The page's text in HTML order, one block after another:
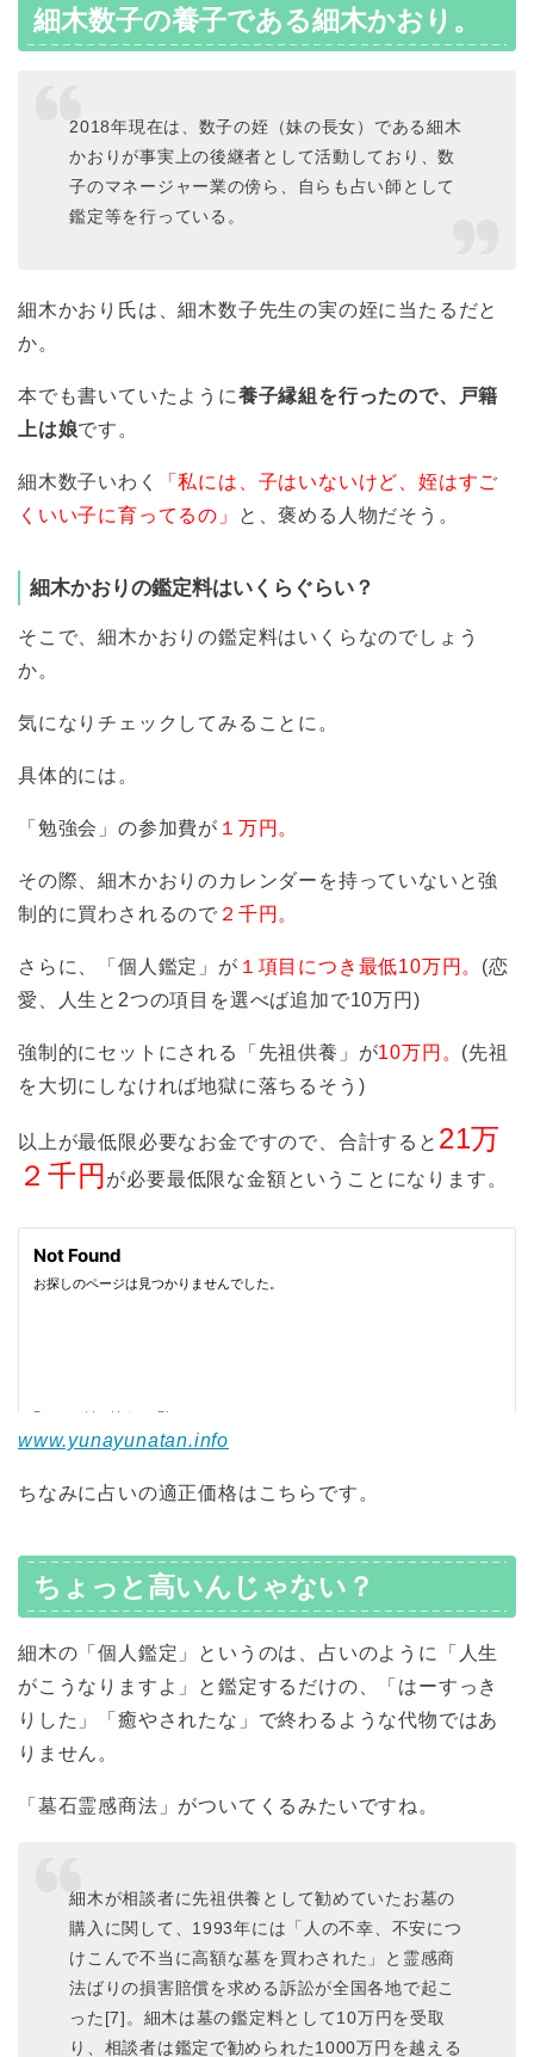
細木数子の養子である細木かおり。
2018年現在は、数子の姪（妹の長女）である細木
かおりが事実上の後継者として活動しており、数
子のマネージャー業の傍ら、自らも占い師として
鑑定等を行っている。
細木かおり氏は、細木数子先生の実の姪に当たるだと
か。
本でも書いていたように養子縁組を行ったので、戸籍
上は娘です。
細木数子いわく
「私には、子はいないけど、姪はすご
くいい子に育ってるの」
と、褒める人物だそう。
細木かおりの鑑定料はいくらぐらい？
そこで、細木かおりの鑑定料はいくらなのでしょう
か。
気になりチェックしてみることに。
具体的には。
「勉強会」の参加費が １万円。
その際、細木かおりのカレンダーを持っていないと強
制的に買わされるので ２千円。
さらに、「個人鑑定」が １項目につき最低10万円。 (恋
愛、人生と2つの項目を選べば追加で10万円)
強制的にセットにされる「先祖供養」が10万円。 (先祖
を大切にしなければ地獄に落ちるそう)
以上が最低限必要なお金ですので、合計すると 21万
２千円 が必要最低限な金額ということになります。
www.yunayunatan.info
ちなみに占いの適正価格はこちらです。
ちょっと高いんじゃない？
細木の「個人鑑定」というのは、占いのように「人生
がこうなりますよ」と鑑定するだけの、「はーすっき
りした」「癒やされたな」で終わるような代物ではあ
りません。
「墓石霊感商法」がついてくるみたいですね。
細木が相談者に先祖供養として勧めていたお墓の
購入に関して、1993年には「人の不幸、不安につ
けこんで不当に高額な墓を買わされた」と霊感商
法ばりの損害賠償を求める訴訟が全国各地で起こ
った[7]。細木は墓の鑑定料として10万円を受取
り、相談者は鑑定で勧められた1000万円を越える